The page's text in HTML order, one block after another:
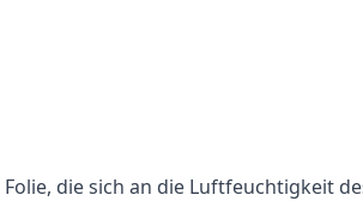
die sich an die Luftfeuchtigkeit